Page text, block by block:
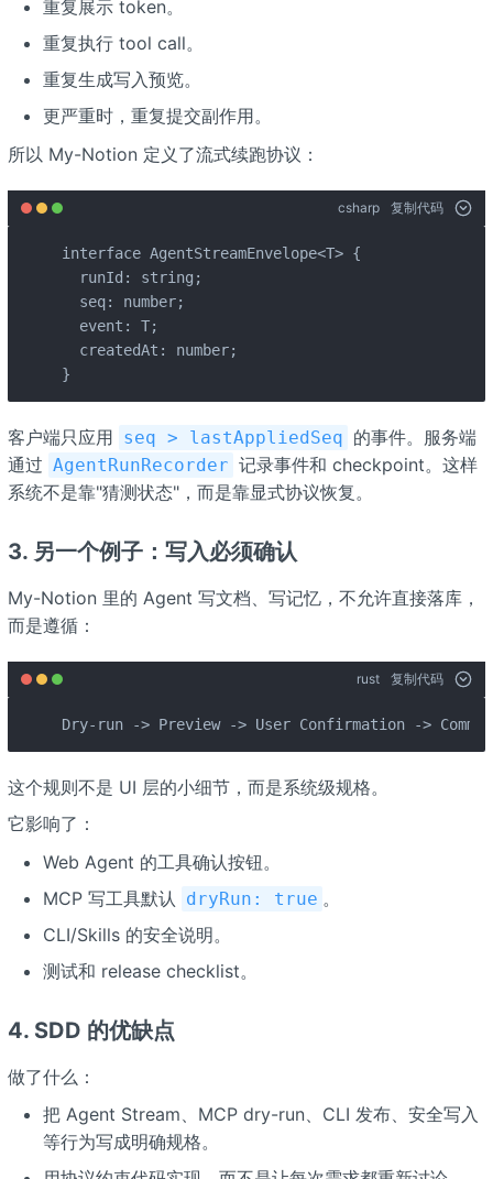
重复展示 token。
重复执行 tool call。
重复生成写入预览。
更严重时，重复提交副作用。
所以 My-Notion 定义了流式续跑协议：
csharp 复制代码
interface AgentStreamEnvelope<T> {
  runId: string;
  seq: number;
  event: T;
  createdAt: number;
}
客户端只应用 seq > lastAppliedSeq 的事件。服务端
通过 AgentRunRecorder 记录事件和 checkpoint。这样
系统不是靠"猜测状态"，而是靠显式协议恢复。
3. 另一个例子：写入必须确认
My-Notion 里的 Agent 写文档、写记忆，不允许直接落库，
而是遵循：
rust 复制代码
Dry-run -> Preview -> User Confirmation -> Commit
这个规则不是 UI 层的小细节，而是系统级规格。
它影响了：
Web Agent 的工具确认按钮。
MCP 写工具默认
dryRun: true 。
CLI/Skills 的安全说明。
测试和 release checklist。
4. SDD 的优缺点
做了什么：
把 Agent Stream、MCP dry-run、CLI 发布、安全写入
等行为写成明确规格。